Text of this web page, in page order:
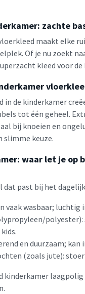
zachte
maakt elke
Of je nu zoekt
kleed voor
in de kinderkamer
tot één geheel.
bij knoeien en
slimme keuze.
waar let je op
dat past bij het
vaak wasbaar; luchtig
polyester):
en duurzaam;
(zoals jute):
kinderkamer